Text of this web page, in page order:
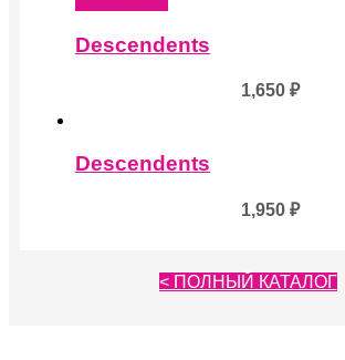
Descendents
1,650 ₽
Descendents
1,950 ₽
< ПОЛНЫЙ КАТАЛОГ